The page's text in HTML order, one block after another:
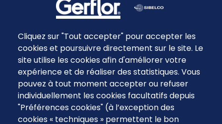
Cliquez sur "Tout accepter" pour accepter les
cookies et poursuivre directement sur le site. Le
site utilise les cookies afin d'améliorer votre
expérience et de réaliser des statistiques. Vous
pouvez à tout moment accepter ou refuser
individuellement les cookies facultatifs depuis
"Préférences cookies" (à l’exception des
cookies « techniques » permettent le bon
Partenaires médias